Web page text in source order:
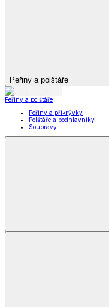
Peřiny a polštáře
Peřiny a polštáře
Peřiny a přikrývky
Polštáře a podhlavníky
Soupravy